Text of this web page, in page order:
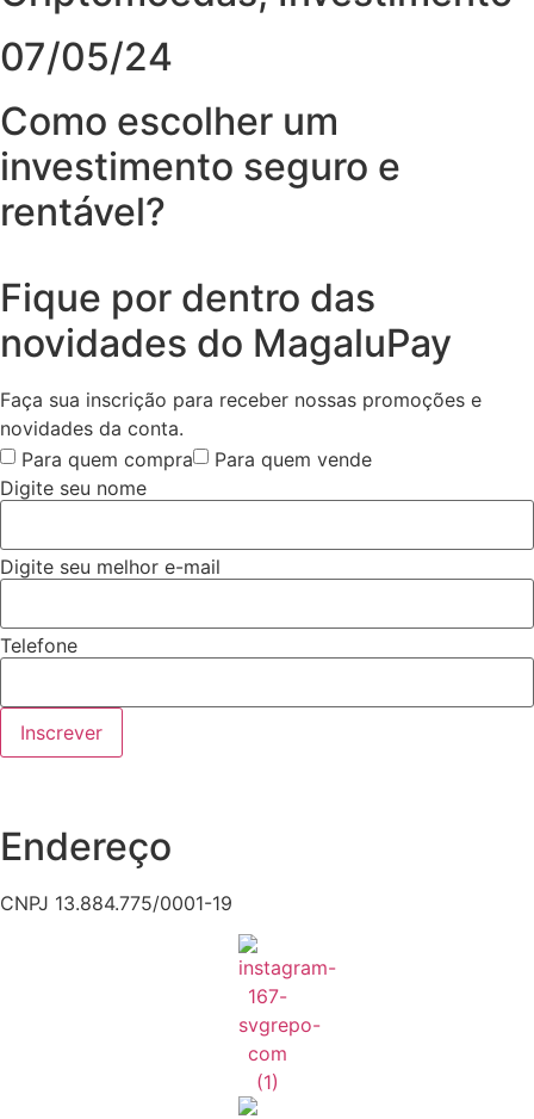
07/05/24
Como escolher um
investimento seguro e
rentável?
Fique por dentro das
novidades do MagaluPay
Faça sua inscrição para receber nossas promoções e
novidades da conta.
Para quem compra
Para quem vende
Digite seu nome
Digite seu melhor e-mail
Telefone
Inscrever
Endereço
CNPJ 13.884.775/0001-19